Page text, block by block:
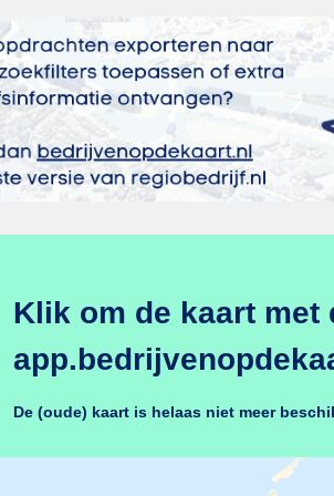
Klik om de kaart met
De (oude) kaart is helaas niet meer